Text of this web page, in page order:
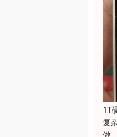
1T
复